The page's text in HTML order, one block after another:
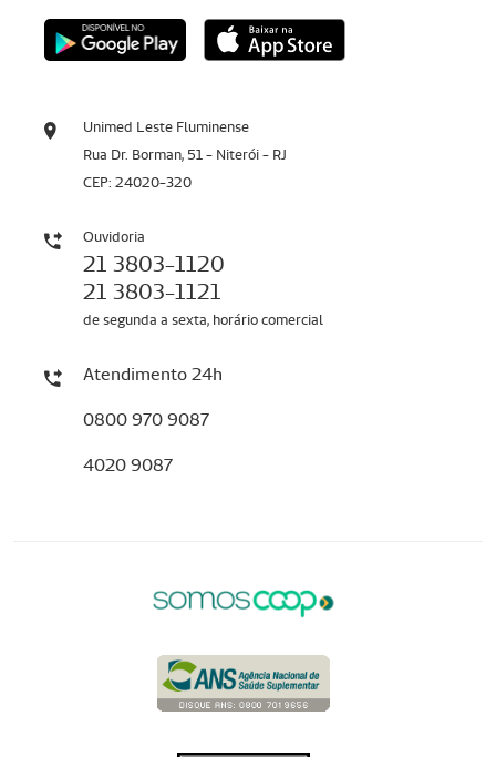
Unimed Leste Fluminense
Rua Dr. Borman, 51 - Niterói - RJ
CEP: 24020-320
Ouvidoria
21 3803-1120
21 3803-1121
de segunda a sexta, horário comercial
Atendimento 24h
0800 970 9087
4020 9087